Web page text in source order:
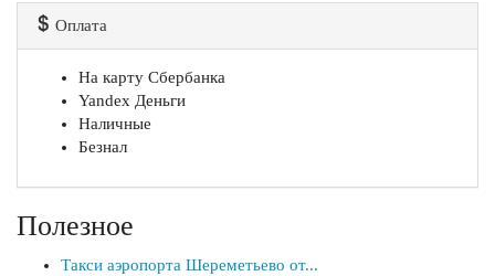
Оплата
На карту Сбербанка
Yandex Деньги
Наличные
Безнал
Полезное
Такси аэропорта Шереметьево от...